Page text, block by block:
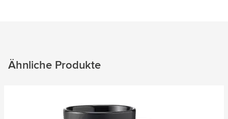
Ähnliche Produkte